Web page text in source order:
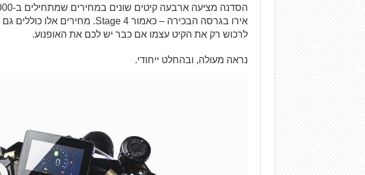
לרכוש רק את הקיט עצמו אם כבר יש לכם את האופנוע.
נראה מעולה, ובהחלט ייחודי.